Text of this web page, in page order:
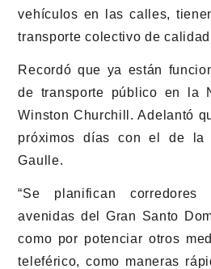
vehículos en las calles,
transporte colectivo de
Recordó que ya están
de transporte público en la
Winston Churchill. Adelantó
próximos días con el de la
Gaulle.
“Se planifican
avenidas del Gran Santo
como por potenciar otros
teleférico, como maneras